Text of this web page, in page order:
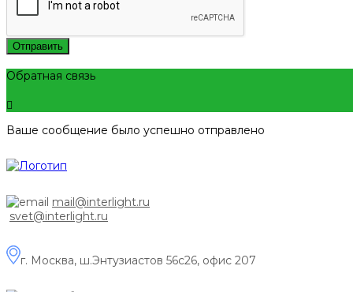
Отправить
Обратная связь
Ваше сообщение было успешно отправлено
mail@interlight.ru
svet@interlight.ru
г. Москва, ш.Энтузиастов 56с26, офис 207